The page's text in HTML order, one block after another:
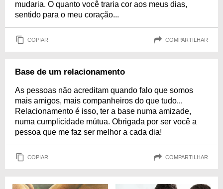
mudaria. O quanto você traria cor aos meus dias,
sentido para o meu coração...
COPIAR COMPARTILHAR
Base de um relacionamento
As pessoas não acreditam quando falo que somos
mais amigos, mais companheiros do que tudo...
Relacionamento é isso, ter a base numa amizade,
numa cumplicidade mútua. Obrigada por ser você a
pessoa que me faz ser melhor a cada dia!
COPIAR COMPARTILHAR